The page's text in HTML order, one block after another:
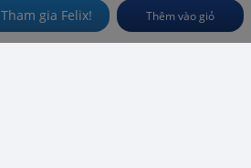
Tham gia Felix! Thêm vào giỏ